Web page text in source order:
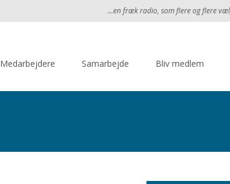
...en fræk radio, som flere og flere
Medarbejdere Samarbejde Bliv medlem